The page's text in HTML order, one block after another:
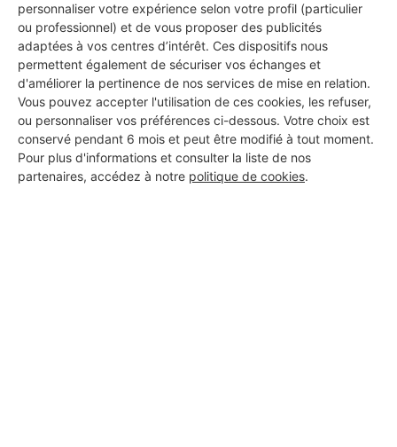
personnaliser votre expérience selon votre profil (particulier
ou professionnel) et de vous proposer des publicités
adaptées à vos centres d’intérêt. Ces dispositifs nous
permettent également de sécuriser vos échanges et
d'améliorer la pertinence de nos services de mise en relation.
Vous pouvez accepter l'utilisation de ces cookies, les refuser,
ou personnaliser vos préférences ci-dessous. Votre choix est
conservé pendant 6 mois et peut être modifié à tout moment.
Pour plus d'informations et consulter la liste de nos
partenaires, accédez à notre politique de cookies.
DEMANDER UN DEVIS